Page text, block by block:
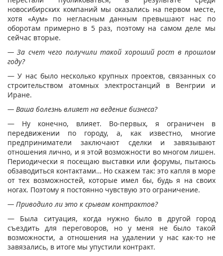
новосибирских компаний мы оказались на первом месте,
хотя «Аум» по негласным данным превышают нас по
оборотам примерно в 5 раз, поэтому на самом деле мы
сейчас вторые.
— За счет чего получили такой хороший рост в прошлом
году?
— У нас было несколько крупных проектов, связанных со
строительством атомных электростанций в Венгрии и
Иране.
— Ваша болезнь влияет на ведение бизнеса?
— Ну конечно, влияет. Во-первых, я ограничен в
передвижении по городу, а, как известно, многие
предприниматели заключают сделки и завязывают
отношения лично, и я этой возможности во многом лишен.
Периодически я посещаю выставки или форумы, пытаюсь
обзаводиться контактами… Но скажем так: это капля в море
от тех возможностей, которые имел бы, будь я на своих
ногах. Поэтому я постоянно чувствую это ограничение.
— Приводило ли это к срывам контрактов?
— Была ситуация, когда нужно было в другой город
съездить для переговоров, но у меня не было такой
возможности, а отношения на удалении у нас как-то не
завязались, в итоге мы упустили контракт.